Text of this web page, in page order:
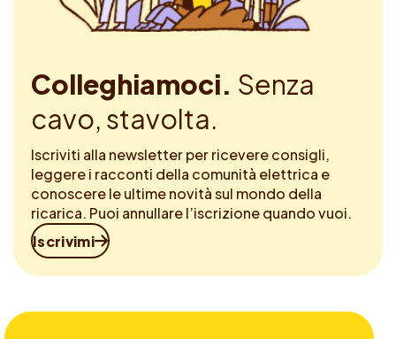
Colleghiamoci. Senza
cavo, stavolta.
Iscriviti alla newsletter per ricevere consigli,
leggere i racconti della comunità elettrica e
conoscere le ultime novità sul mondo della
ricarica. Puoi annullare l’iscrizione quando vuoi.
Iscrivimi